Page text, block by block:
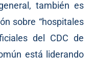
también es
sobre “hospitales
del CDC de
está liderando